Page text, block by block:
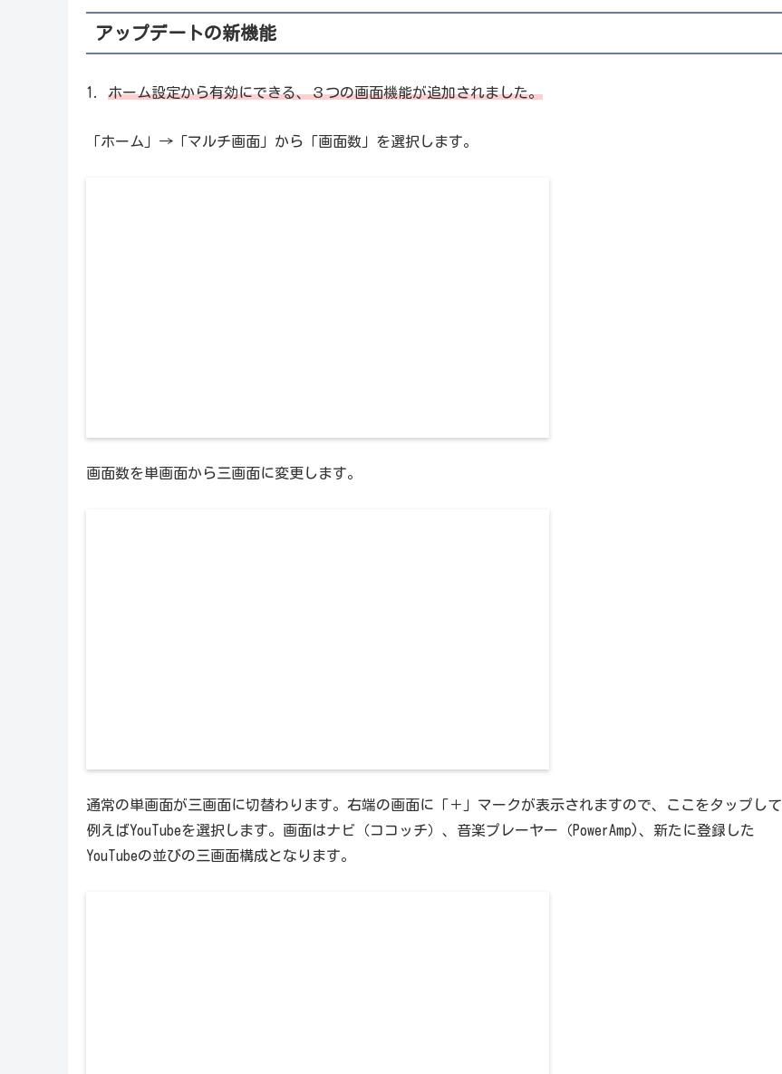
アップデートの新機能
1. ホーム設定から有効にできる、３つの画面機能が追加されました。
「ホーム」→「マルチ画面」から「画面数」を選択します。
画面数を単画面から三画面に変更します。
通常の単画面が三画面に切替わります。右端の画面に「＋」マークが表示されますので、ここをタップして
例えばYouTubeを選択します。画面はナビ（ココッチ）、音楽プレーヤー（PowerAmp)、新たに登録した
YouTubeの並びの三画面構成となります。